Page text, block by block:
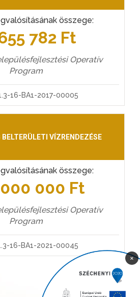
összege:
782 Ft
Operatív
Program
16-BA1-2017-00005
VÍZRENDEZÉSE
összege:
000 Ft
Operatív
Program
16-BA1-2021-00045
×